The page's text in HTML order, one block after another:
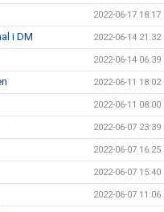
2022-06-17 18:17
i DM 2022-06-14 21:32
2022-06-14 06:39
2022-06-11 18:02
2022-06-11 08:00
2022-06-07 23:39
2022-06-07 16:25
2022-06-07 15:40
2022-06-07 11:06